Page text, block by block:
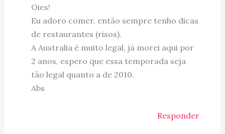
Oies!
Eu adoro comer, então sempre tenho dicas
de restaurantes (risos).
A Australia é muito legal, já morei aqui por
2 anos, espero que essa temporada seja
tão legal quanto a de 2010.
Abs
Responder